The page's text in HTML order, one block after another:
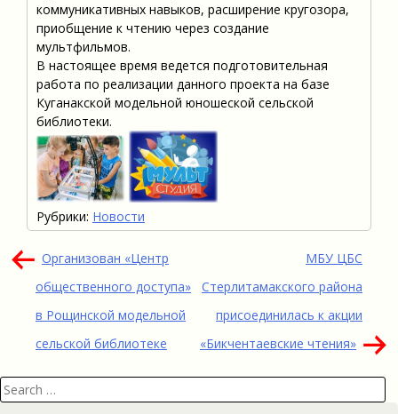
коммуникативных навыков, расширение кругозора,
приобщение к чтению через создание
мультфильмов.
В настоящее время ведется подготовительная
работа по реализации данного проекта на базе
Куганакской модельной юношеской сельской
библиотеки.
Рубрики: Новости
Навигация
по
записям
Организован «Центр
общественного доступа»
в Рощинской модельной
сельской библиотеке
МБУ ЦБС
Стерлитамакского района
присоединилась к акции
«Бикчентаевские чтения»
Search
for: